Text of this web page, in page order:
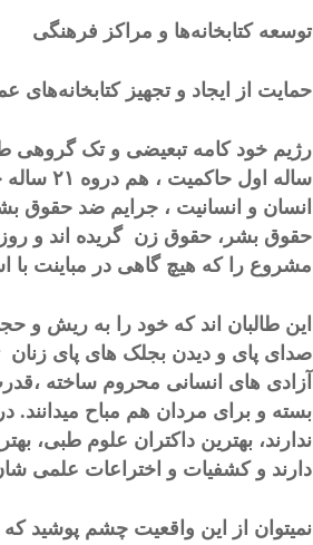
توسعه کتابخانه‌ها و مراکز فرهنگی
حمایت از ایجاد و تجهیز
ساله
انسان و انسانیت ، جرایم ضد حقوق
حقوق بشر، حقوق زن گریده اند و
مشروع را که هیچ گاهی در مباینت با
این طالبان اند که خود را به ریش و
صدای پای و دیدن بجلک های پای
آزادی های انسانی محروم ساخته
بسته و برای مردان هم مباح میدانند.
ندارند، بهترین داکتران علوم طبی،
دارند و کشفیات و اختراعات علمی شان
نمیتوان از این واقعیت چشم پوشید